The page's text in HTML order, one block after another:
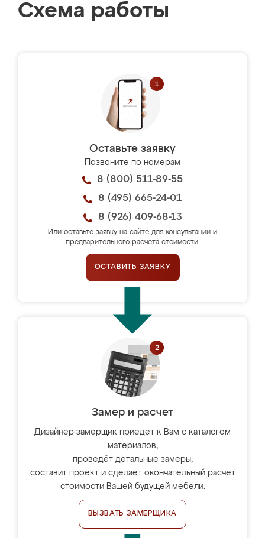
Схема работы
Оставьте заявку
Позвоните по номерам
8 (800) 511-89-55
8 (495) 665-24-01
8 (926) 409-68-13
Или оставьте заявку на сайте для консультации и
предварительного расчёта стоимости.
ОСТАВИТЬ ЗАЯВКУ
Замер и расчет
Дизайнер-замерщик приедет к Вам с каталогом
материалов,
проведёт детальные замеры,
составит проект и сделает окончательный расчёт
стоимости Вашей будущей мебели.
ВЫЗВАТЬ ЗАМЕРЩИКА